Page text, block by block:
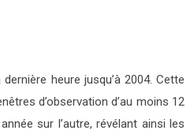
heure jusqu’à 2004. Cette
d’observation d’au moins 12
sur l’autre, révélant ainsi les